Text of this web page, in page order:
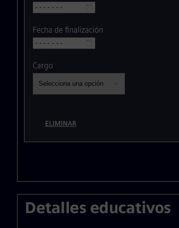
Fecha de finalización
Cargo
ELIMINAR
Detalles educativos